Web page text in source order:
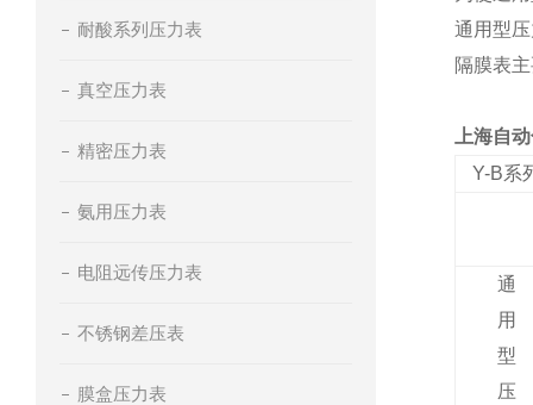
耐酸系列压力表
真空压力表
精密压力表
氨用压力表
电阻远传压力表
不锈钢差压表
膜盒压力表
通用型
隔膜表
上海自
Y-B系
通
用
型
压